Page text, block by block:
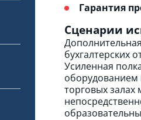
Гарантия
Сценарии
бухгалтерских
Усиленная
оборудованием
торговых